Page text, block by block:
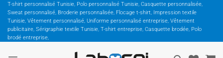
Passer
contenu
T-shirt personnalisé Tunisie, Polo personnalisé Tunisie, Casquette personnalisée,
Sweat personnalisé, Broderie personnalisée, Flocage t-shirt, Impression textile
Tunisie, Vêtement personnalisé, Uniforme personnalisé entreprise, Vêtement
publicitaire, Sérigraphie textile Tunisie, T-shirt entreprise, Casquette brodée, Polo
brodé entreprise,